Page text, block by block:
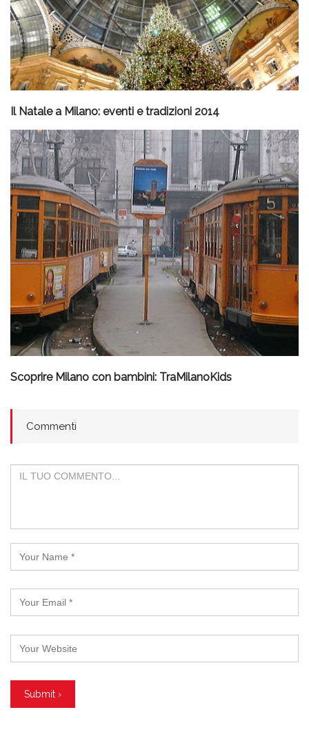
Il Natale a Milano: eventi e tradizioni 2014
Scoprire Milano con bambini: TraMilanoKids
Commenti